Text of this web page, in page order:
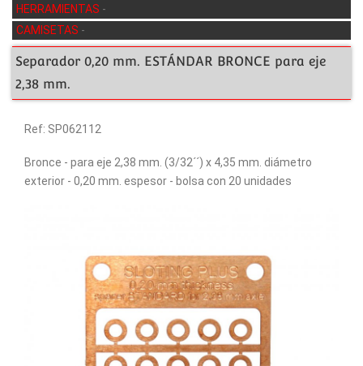
HERRAMIENTAS -
CAMISETAS -
Separador 0,20 mm. ESTÁNDAR BRONCE para eje
2,38 mm.
Ref: SP062112
Bronce - para eje 2,38 mm. (3/32´´) x 4,35 mm. diámetro
exterior - 0,20 mm. espesor - bolsa con 20 unidades